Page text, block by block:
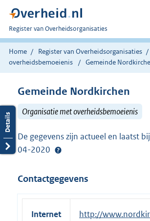
U
bent
nu
hier:
Register van Overheidsorganisaties
Home Register van Overheidsorganisaties
overheidsbemoeienis
Gemeinde
Gemeinde Nordkirchen
Organisatie met overheidsbemoeienis
De gegevens zijn actueel en laatst
04-2020
Contactgegevens
Internet
E
http://